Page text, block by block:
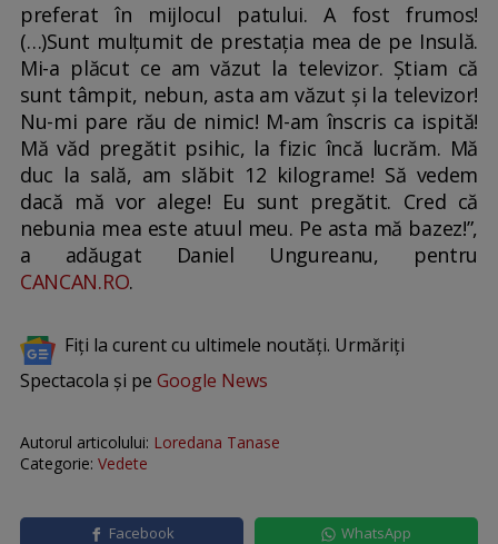
preferat în mijlocul patului. A fost frumos!
(…)Sunt mulțumit de prestația mea de pe Insulă.
Mi-a plăcut ce am văzut la televizor. Știam că
sunt tâmpit, nebun, asta am văzut și la televizor!
Nu-mi pare rău de nimic! M-am înscris ca ispită!
Mă văd pregătit psihic, la fizic încă lucrăm. Mă
duc la sală, am slăbit 12 kilograme! Să vedem
dacă mă vor alege! Eu sunt pregătit. Cred că
nebunia mea este atuul meu. Pe asta mă bazez!”,
a adăugat Daniel Ungureanu, pentru
CANCAN.RO.
Fiți la curent cu ultimele noutăți. Urmăriți
Spectacola și pe Google News
Autorul articolului: Loredana Tanase
Categorie: Vedete
Facebook WhatsApp